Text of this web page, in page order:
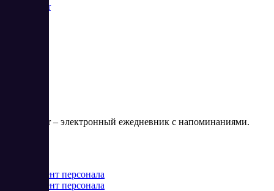
TimeMaster
TimeMaster – электронный ежедневник с напоминаниями.
Менеджмент персонала
Менеджмент персонала